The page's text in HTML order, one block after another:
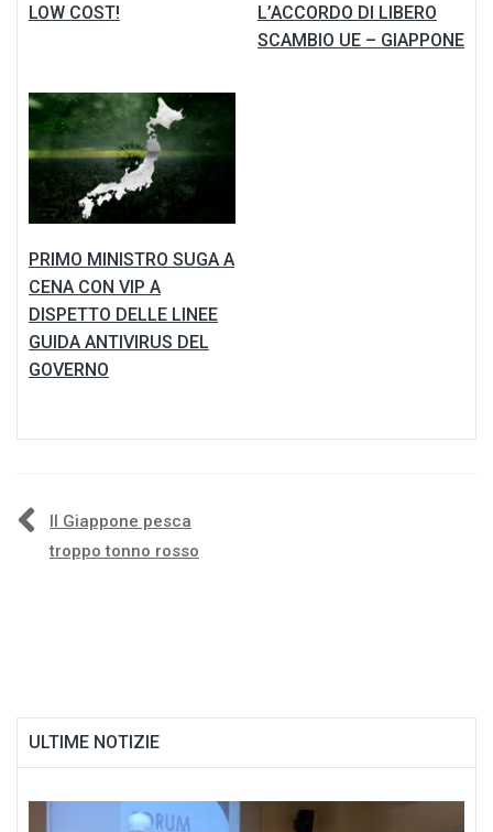
LOW COST!
L’ACCORDO DI LIBERO
SCAMBIO UE – GIAPPONE
PRIMO MINISTRO SUGA A
CENA CON VIP A
DISPETTO DELLE LINEE
GUIDA ANTIVIRUS DEL
GOVERNO
Navigazione
Il Giappone pesca
troppo tonno rosso
ULTIME NOTIZIE